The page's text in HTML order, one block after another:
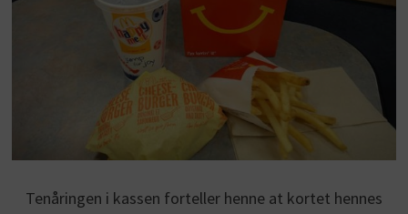
Tenåringen i kassen forteller henne at kortet hennes